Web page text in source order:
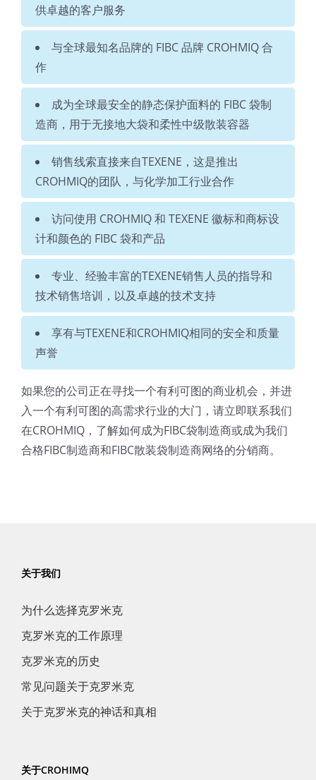
供卓越的客户服务
与全球最知名品牌的 FIBC 品牌 CROHMIQ 合
作
成为全球最安全的静态保护面料的 FIBC 袋制
造商，用于无接地大袋和柔性中级散装容器
销售线索直接来自TEXENE，这是推出
CROHMIQ的团队，与化学加工行业合作
访问使用 CROHMIQ 和 TEXENE 徽标和商标设
计和颜色的 FIBC 袋和产品
专业、经验丰富的TEXENE销售人员的指导和
技术销售培训，以及卓越的技术支持
享有与TEXENE和CROHMIQ相同的安全和质量
声誉
如果您的公司正在寻找一个有利可图的商业机会，并进
入一个有利可图的高需求行业的大门，请立即联系我们
在CROHMIQ，了解如何成为FIBC袋制造商或成为我们
合格FIBC制造商和FIBC散装袋制造商网络的分销商。
关于我们
为什么选择克罗米克
克罗米克的工作原理
克罗米克的历史
常见问题关于克罗米克
关于克罗米克的神话和真相
关于CROHIMQ